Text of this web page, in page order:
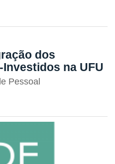
dos
na UFU
Pessoal